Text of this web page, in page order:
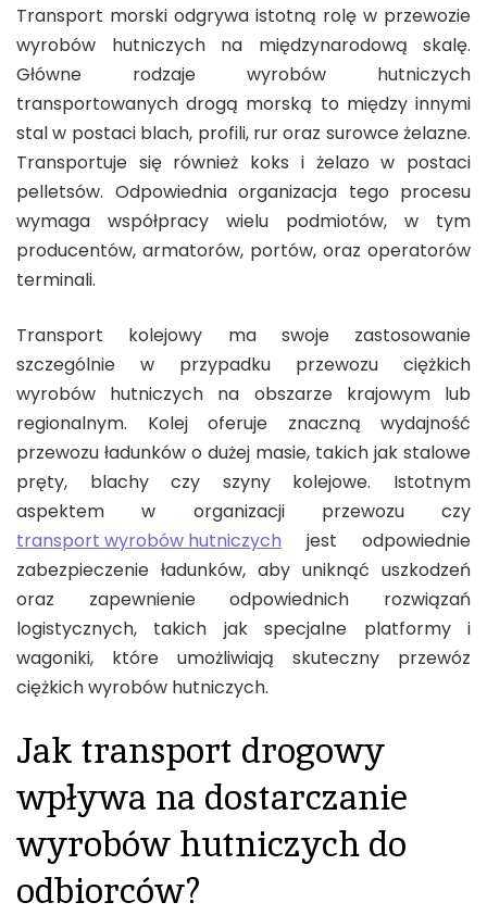
Transport morski odgrywa istotną rolę w przewozie
wyrobów hutniczych na międzynarodową skalę.
Główne rodzaje wyrobów hutniczych
transportowanych drogą morską to między innymi
stal w postaci blach, profili, rur oraz surowce żelazne.
Transportuje się również koks i żelazo w postaci
pelletsów. Odpowiednia organizacja tego procesu
wymaga współpracy wielu podmiotów, w tym
producentów, armatorów, portów, oraz operatorów
terminali.
Transport kolejowy ma swoje zastosowanie
szczególnie w przypadku przewozu ciężkich
wyrobów hutniczych na obszarze krajowym lub
regionalnym. Kolej oferuje znaczną wydajność
przewozu ładunków o dużej masie, takich jak stalowe
pręty, blachy czy szyny kolejowe. Istotnym
aspektem w organizacji przewozu czy
transport wyrobów hutniczych jest odpowiednie
zabezpieczenie ładunków, aby uniknąć uszkodzeń
oraz zapewnienie odpowiednich rozwiązań
logistycznych, takich jak specjalne platformy i
wagoniki, które umożliwiają skuteczny przewóz
ciężkich wyrobów hutniczych.
Jak transport drogowy
wpływa na dostarczanie
wyrobów hutniczych do
odbiorców?